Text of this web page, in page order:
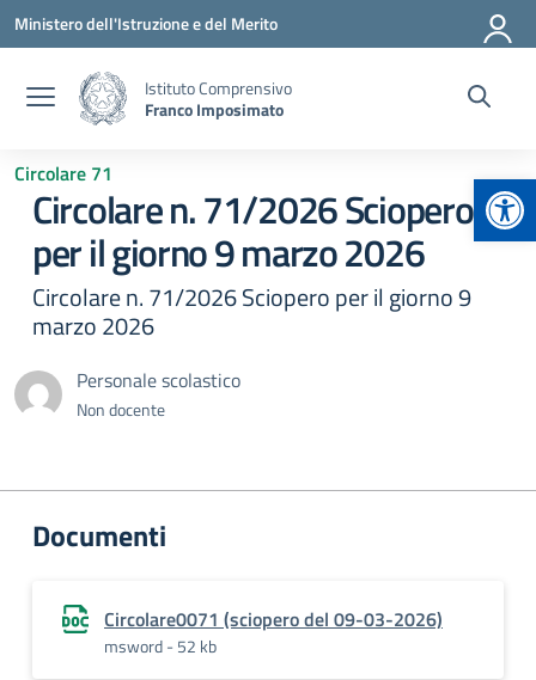
Vai ai contenuti
Vai al menu di navigazione
Vai al footer
Ministero dell'Istruzione e del Merito
Istituto Comprensivo
Franco Imposimato
Circolare 71
Circolare n. 71/2026 Sciopero
per il giorno 9 marzo 2026
Circolare n. 71/2026 Sciopero per il giorno 9
marzo 2026
Personale scolastico
Non docente
Documenti
Circolare0071 (sciopero del 09-03-2026)
msword - 52 kb